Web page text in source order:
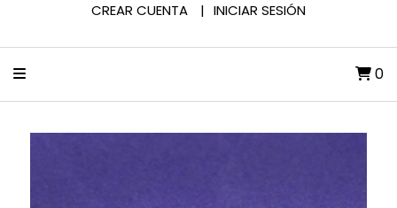
CREAR CUENTA INICIAR SESIÓN
0